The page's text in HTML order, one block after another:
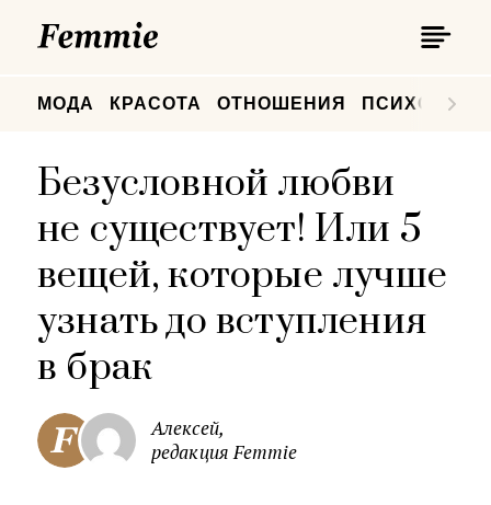
МОДА КРАСОТА ОТНОШЕНИЯ
Безусловной любви
не существует! Или 5
вещей, которые лучше
узнать до вступления
в брак
Алексей,
редакция Femmie